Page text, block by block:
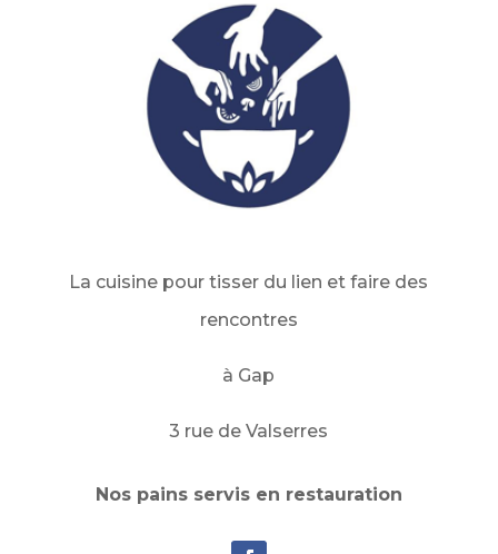
La cuisine pour tisser du lien et faire des
rencontres
à Gap
3 rue de Valserres
Nos pains servis en restauration